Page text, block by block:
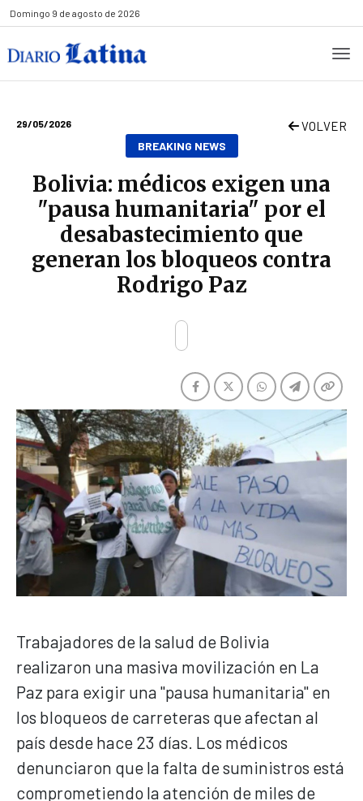
Domingo 9 de agosto de 2026
29/05/2026 VOLVER
BREAKING NEWS
Bolivia: médicos exigen una
"pausa humanitaria" por el
desabastecimiento que
generan los bloqueos contra
Rodrigo Paz
Trabajadores de la salud de Bolivia
realizaron una masiva movilización en La
Paz para exigir una "pausa humanitaria" en
los bloqueos de carreteras que afectan al
país desde hace 23 días. Los médicos
denunciaron que la falta de suministros está
comprometiendo la atención de miles de